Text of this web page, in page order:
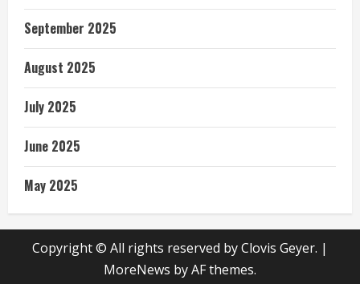
September 2025
August 2025
July 2025
June 2025
May 2025
Copyright © All rights reserved by Clovis Geyer. |
MoreNews by AF themes.